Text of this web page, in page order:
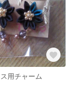
用チャーム